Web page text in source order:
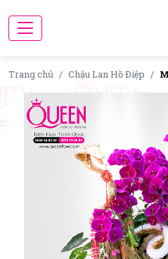
Trang chủ Chậu Lan Hồ Điệp